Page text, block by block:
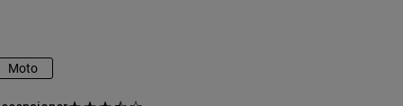
Moto